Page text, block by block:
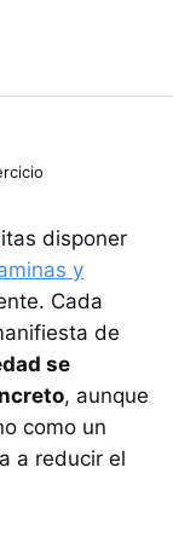
disponer
y
Cada
de
se
, aunque
como un
a reducir el